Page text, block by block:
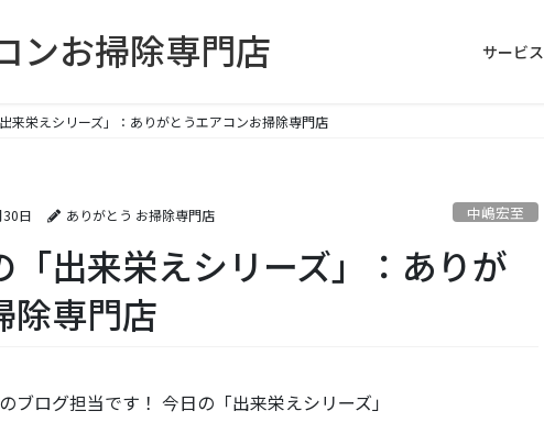
ンお掃除専門店 サービス
栄えシリーズ」：ありがとうエアコンお掃除専門店
日 ありがとう お掃除専門店 中嶋宏至
出来栄えシリーズ」：ありが
除専門店
ブログ担当です！ 今日の「出来栄えシリーズ」